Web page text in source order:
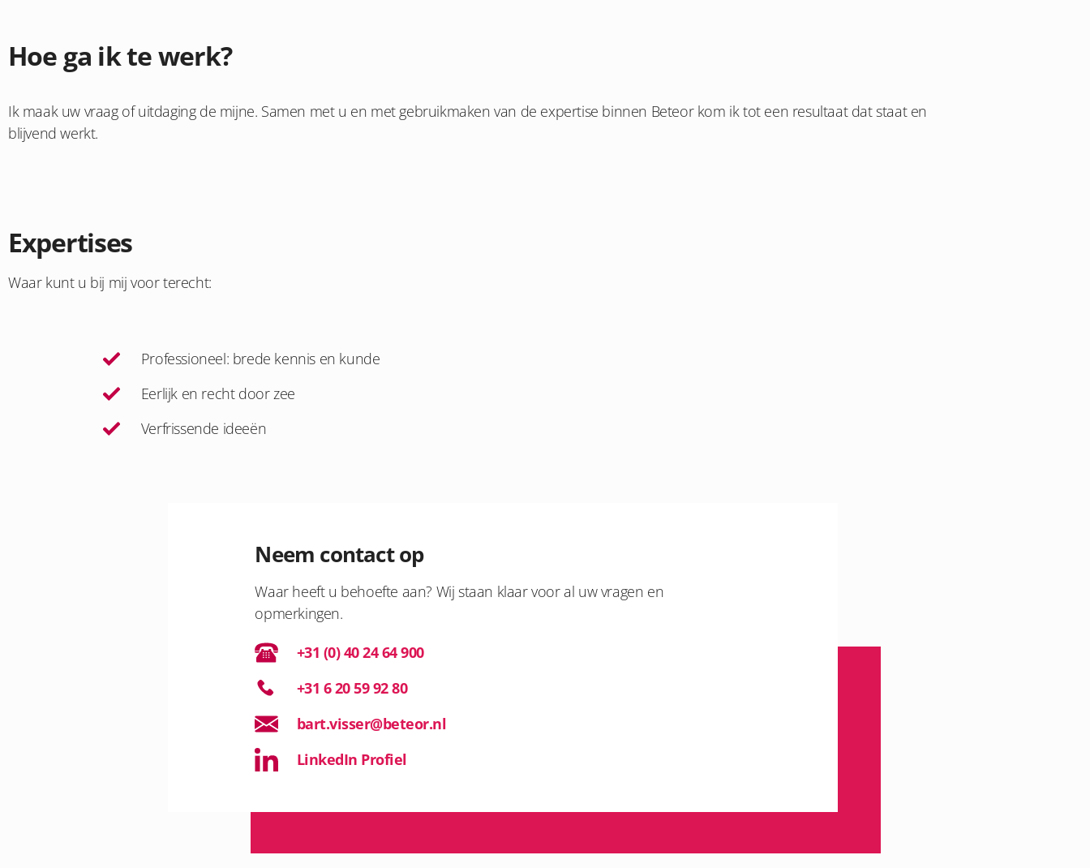
Hoe ga ik te werk?
Ik maak uw vraag of uitdaging de mijne. Samen met u en met gebruikmaken van de expertise binnen Beteor kom ik tot een resultaat dat staat en
blijvend werkt.
Expertises
Waar kunt u bij mij voor terecht:
Professioneel: brede kennis en kunde
Eerlijk en recht door zee
Verfrissende ideeën
Neem contact op
Waar heeft u behoefte aan? Wij staan klaar voor al uw vragen en
opmerkingen.
+31 (0) 40 24 64 900
+31 6 20 59 92 80
bart.visser@beteor.nl
LinkedIn Profiel